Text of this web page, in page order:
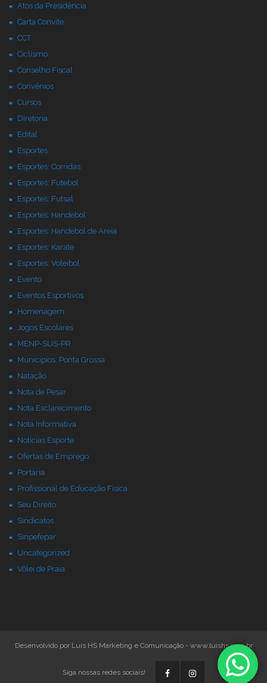
Atos da Presidência
Carta Convite
CCT
Ciclismo
Conselho Fiscal
Convênios
Cursos
Diretoria
Edital
Esportes
Esportes: Corridas
Esportes: Futebol
Esportes: Futsal
Esportes: Handebol
Esportes: Handebol de Areia
Esportes: Karate
Esportes: Voleibol
Evento
Eventos Esportivos
Homenagem
Jogos Escolares
MENP-SUS-PR
Municipios: Ponta Grossa
Natação
Nota de Pesar
Nota Esclarecimento
Nota Informativa
Noticias Esporte
Ofertas de Emprego
Portaria
Profissional de Educação Física
Seu Direito
Sindicatos
Sinpefepar
Uncategorized
Vôlei de Praia
Desenvolvido por Luis HS Marketing e Comunicação - www.luishs.com.br
Siga nossas redes sociais!